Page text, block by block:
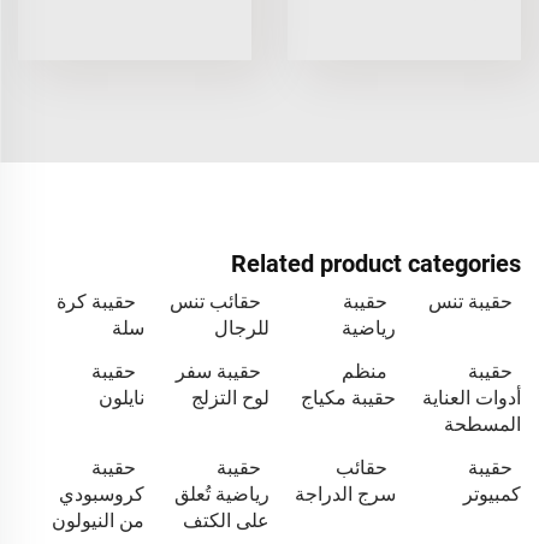
Related product categories
حقيبة تنس
حقيبة
رياضية
حقائب تنس
للرجال
حقيبة كرة
سلة
حقيبة
أدوات العناية
المسطحة
منظم
حقيبة مكياج
حقيبة سفر
لوح التزلج
حقيبة
نايلون
حقيبة
كمبيوتر
حقائب
سرج الدراجة
حقيبة
رياضية تُعلق
على الكتف
حقيبة
كروسبودي
من النيولون